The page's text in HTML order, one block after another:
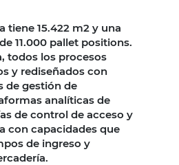
tiene 15.422 m2 y una
11.000 pallet positions.
todos los procesos
y rediseñados con
de gestión de
analíticas de
de control de acceso y
con capacidades que
de ingreso y